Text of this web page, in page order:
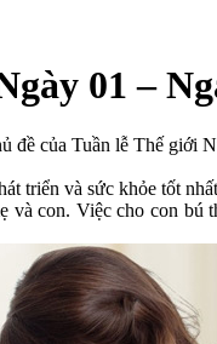
01 –
của Tuần lễ Thế giới
và sức khỏe tốt
con. Việc cho con bú